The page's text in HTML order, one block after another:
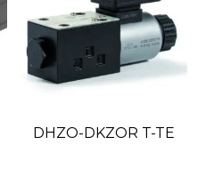
DHZO-DKZOR T-TE